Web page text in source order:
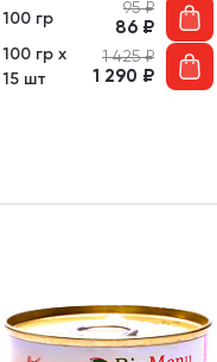
100 гр
95₽
86 ₽
100 гр х
15 шт
1 425₽
1 290 ₽